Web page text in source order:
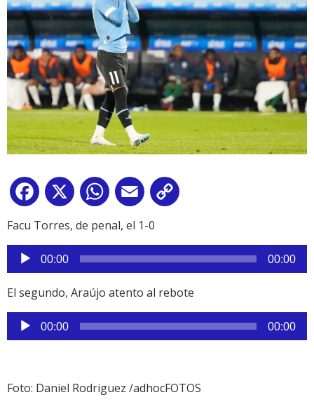
Facebook
X WhatsApp
Email
Facu Torres, de penal, el 1-0
Reproductor
de
audio
00:00 00:00
El segundo, Araújo atento al rebote
Reproductor
de
00:00 00:00
Foto: Daniel Rodriguez /adhocFOTOS